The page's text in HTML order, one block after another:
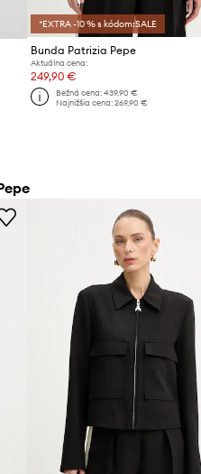
*EXTRA -10 % s kódom:SALE
Bunda Patrizia Pepe
Aktuálna cena:
249,90 €
Bežná cena: 439,90 €
Najnižšia cena: 269,90 €